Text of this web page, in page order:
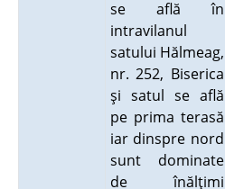
se află în
intravilanul
satului Hălmeag,
nr. 252, Biserica
şi satul se află
pe prima terasă
iar dinspre nord
sunt dominate
de înălţimi